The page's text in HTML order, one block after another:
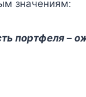
значениям:
портфеля –